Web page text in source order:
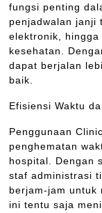
fungsi penting
penjadwalan janji
elektronik,
kesehatan.
dapat berjalan
baik.
Efisiensi Waktu
Penggunaan
penghematan
hospital. Dengan
staf administrasi
berjam-jam untuk
ini tentu saja